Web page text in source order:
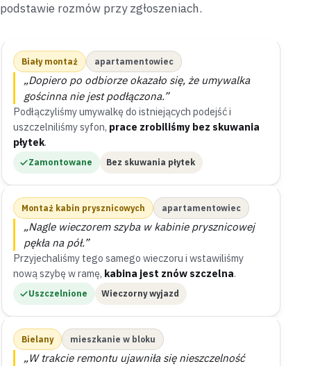
podstawie rozmów przy zgłoszeniach.
Biały montaż apartamentowiec
„Dopiero po odbiorze okazało się, że umywalka
gościnna nie jest podłączona.”
Podłączyliśmy umywalkę do istniejących podejść i
uszczelniliśmy syfon, prace zrobiliśmy bez skuwania
płytek.
Zamontowane Bez skuwania płytek
Montaż kabin prysznicowych apartamentowiec
„Nagle wieczorem szyba w kabinie prysznicowej
pękła na pół.”
Przyjechaliśmy tego samego wieczoru i wstawiliśmy
nową szybę w ramę, kabina jest znów szczelna.
Uszczelnione Wieczorny wyjazd
Bielany mieszkanie w bloku
„W trakcie remontu ujawniła się nieszczelność